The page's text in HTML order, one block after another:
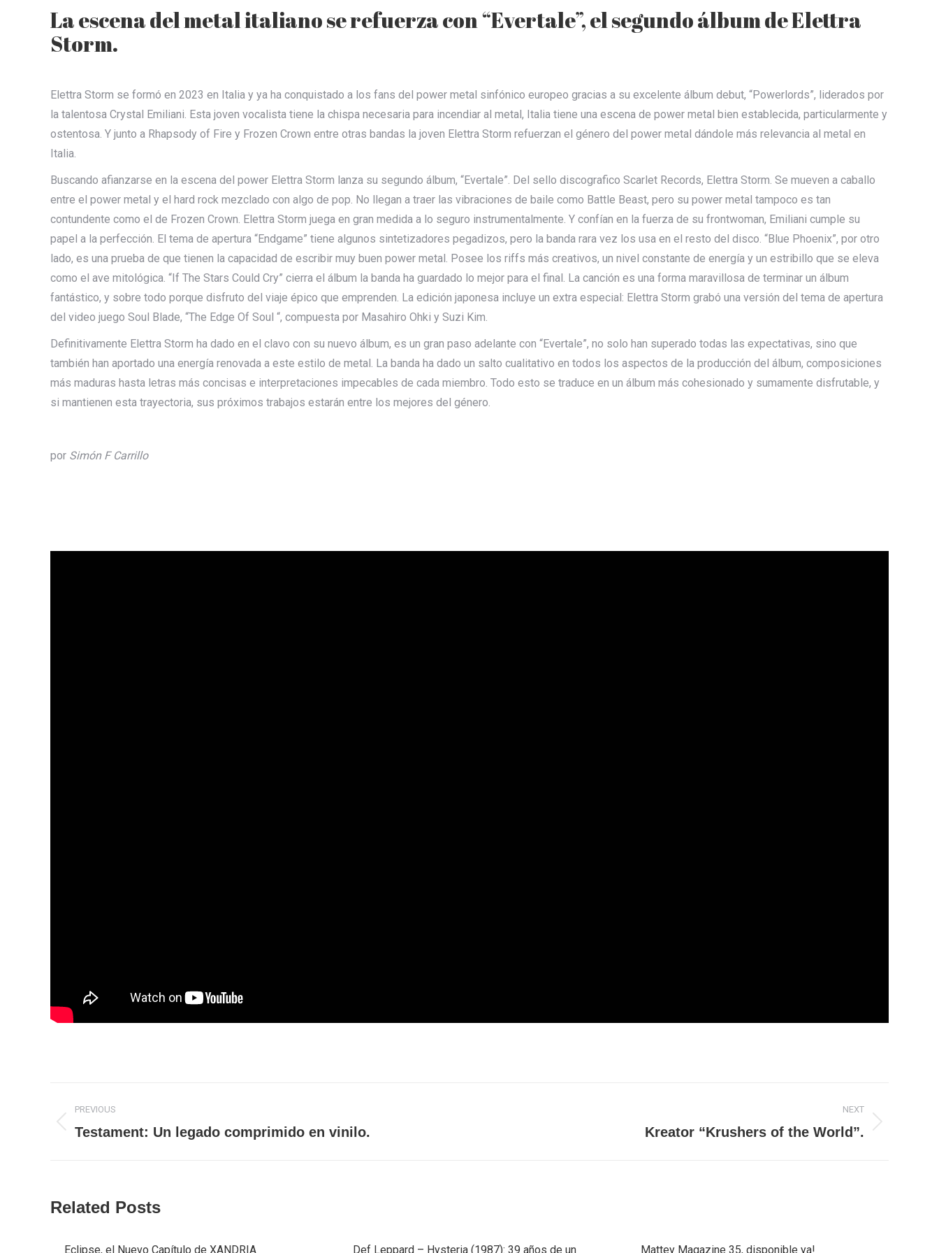
La escena del metal italiano se refuerza con “Evertale”, el segundo álbum de Elettra
Storm.
Elettra Storm se formó en 2023 en Italia y ya ha conquistado a los fans del power metal sinfónico europeo gracias a su excelente álbum debut, “Powerlords”, liderados por
la talentosa Crystal Emiliani. Esta joven vocalista tiene la chispa necesaria para incendiar al metal, Italia tiene una escena de power metal bien establecida, particularmente y
ostentosa. Y junto a Rhapsody of Fire y Frozen Crown entre otras bandas la joven Elettra Storm refuerzan el género del power metal dándole más relevancia al metal en
Italia.
Buscando afianzarse en la escena del power Elettra Storm lanza su segundo álbum, “Evertale”. Del sello discografico Scarlet Records, Elettra Storm. Se mueven a caballo
entre el power metal y el hard rock mezclado con algo de pop. No llegan a traer las vibraciones de baile como Battle Beast, pero su power metal tampoco es tan
contundente como el de Frozen Crown. Elettra Storm juega en gran medida a lo seguro instrumentalmente. Y confían en la fuerza de su frontwoman, Emiliani cumple su
papel a la perfección. El tema de apertura “Endgame” tiene algunos sintetizadores pegadizos, pero la banda rara vez los usa en el resto del disco. “Blue Phoenix”, por otro
lado, es una prueba de que tienen la capacidad de escribir muy buen power metal. Posee los riffs más creativos, un nivel constante de energía y un estribillo que se eleva
como el ave mitológica. “If The Stars Could Cry” cierra el álbum la banda ha guardado lo mejor para el final. La canción es una forma maravillosa de terminar un álbum
fantástico, y sobre todo porque disfruto del viaje épico que emprenden. La edición japonesa incluye un extra especial: Elettra Storm grabó una versión del tema de apertura
del video juego Soul Blade, “The Edge Of Soul “, compuesta por Masahiro Ohki y Suzi Kim.
Definitivamente Elettra Storm ha dado en el clavo con su nuevo álbum, es un gran paso adelante con “Evertale”, no solo han superado todas las expectativas, sino que
también han aportado una energía renovada a este estilo de metal. La banda ha dado un salto cualitativo en todos los aspectos de la producción del álbum, composiciones
más maduras hasta letras más concisas e interpretaciones impecables de cada miembro. Todo esto se traduce en un álbum más cohesionado y sumamente disfrutable, y
si mantienen esta trayectoria, sus próximos trabajos estarán entre los mejores del género.
por Simón F Carrillo
navigation
PREVIOUS
Previous
Testament: Un legado comprimido en vinilo.
NEXT
Kreator “Krushers of the World”.
Related Posts
Eclipse, el Nuevo Capítulo de XANDRIA Def Leppard – Hysteria (1987): 39 años de un Mattey Magazine 35, disponible ya!